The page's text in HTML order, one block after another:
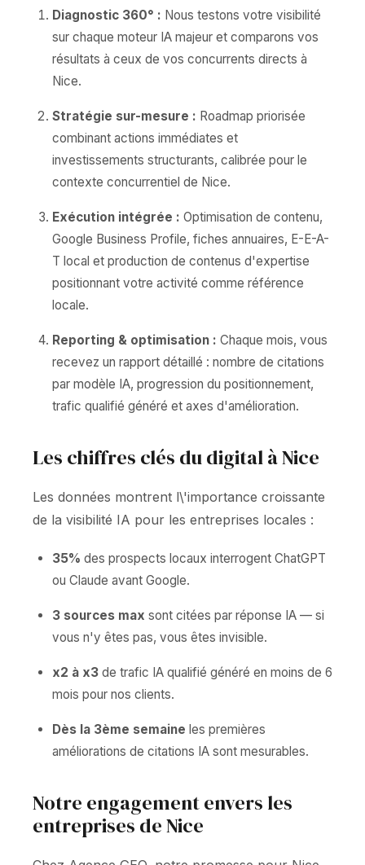
Diagnostic 360° : Nous testons votre visibilité
sur chaque moteur IA majeur et comparons vos
résultats à ceux de vos concurrents directs à
Nice.
Stratégie sur-mesure : Roadmap priorisée
combinant actions immédiates et
investissements structurants, calibrée pour le
contexte concurrentiel de Nice.
Exécution intégrée : Optimisation de contenu,
Google Business Profile, fiches annuaires, E-E-A-
T local et production de contenus d'expertise
positionnant votre activité comme référence
locale.
Reporting & optimisation : Chaque mois, vous
recevez un rapport détaillé : nombre de citations
par modèle IA, progression du positionnement,
trafic qualifié généré et axes d'amélioration.
Les chiffres clés du digital à Nice
Les données montrent l\'importance croissante
de la visibilité IA pour les entreprises locales :
35% des prospects locaux interrogent ChatGPT
ou Claude avant Google.
3 sources max sont citées par réponse IA — si
vous n'y êtes pas, vous êtes invisible.
x2 à x3 de trafic IA qualifié généré en moins de 6
mois pour nos clients.
Dès la 3ème semaine les premières
améliorations de citations IA sont mesurables.
Notre engagement envers les
entreprises de Nice